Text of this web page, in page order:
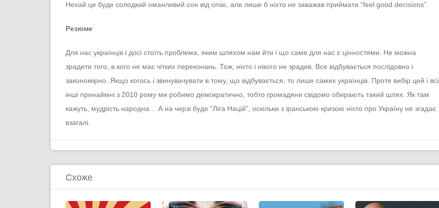
Нехай це буде солодкий оманливий сон від опію, але лише б ніхто не заважав приймати “feel good decisions”.
Резюме
Для нас українців і досі стоїть проблема, яким шляхом нам йти і що саме для нас є цінностями. Не можна
зрадити того, в кого не має чітких переконань. Тож, ніхто і нікого не зрадив. Все відбувається послідовно і
закономірно. Якщо когось і звинувачувати в тому, що відбувається, то лише самих українців. Проте вибір цей і всі
інші принаймні з 2010 рому ми робимо демократично, тобто громадяни свідомо обирають такий шлях. Як там
кажуть, мудрість народна… А на черзі буде “Ліга Націй”, оскільки з іранською кризою ніхто про Україну не згадає
взагалі.
Схоже